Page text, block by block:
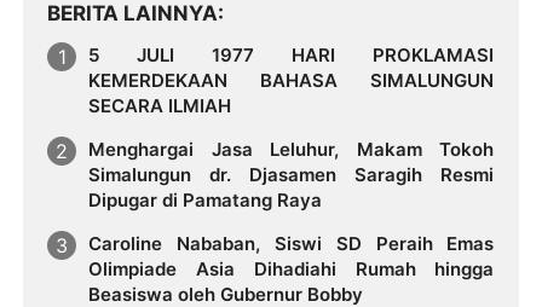
BERITA LAINNYA
5 JULI 1977 HARI PROKLAMASI
KEMERDEKAAN BAHASA SIMALUNGUN
SECARA ILMIAH
Menghargai Jasa Leluhur, Makam Tokoh
Simalungun dr. Djasamen Saragih Resmi
Dipugar di Pamatang Raya
Caroline Nababan, Siswi SD Peraih Emas
Olimpiade Asia Dihadiahi Rumah hingga
Beasiswa oleh Gubernur Bobby